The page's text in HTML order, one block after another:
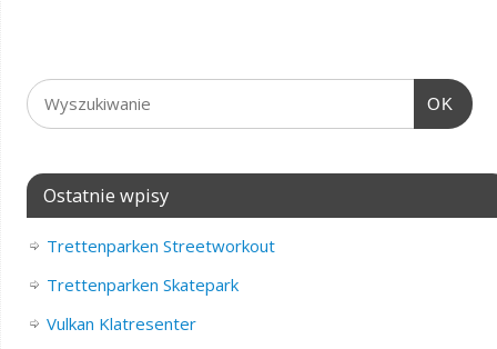
OK
Ostatnie wpisy
Trettenparken Streetworkout
Trettenparken Skatepark
Vulkan Klatresenter